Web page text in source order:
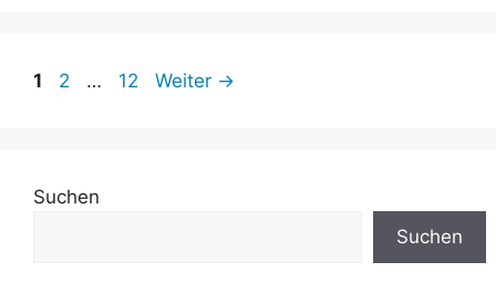
Seite
1 Seite
2 … Seite
12 Weiter →
Suchen
Suchen